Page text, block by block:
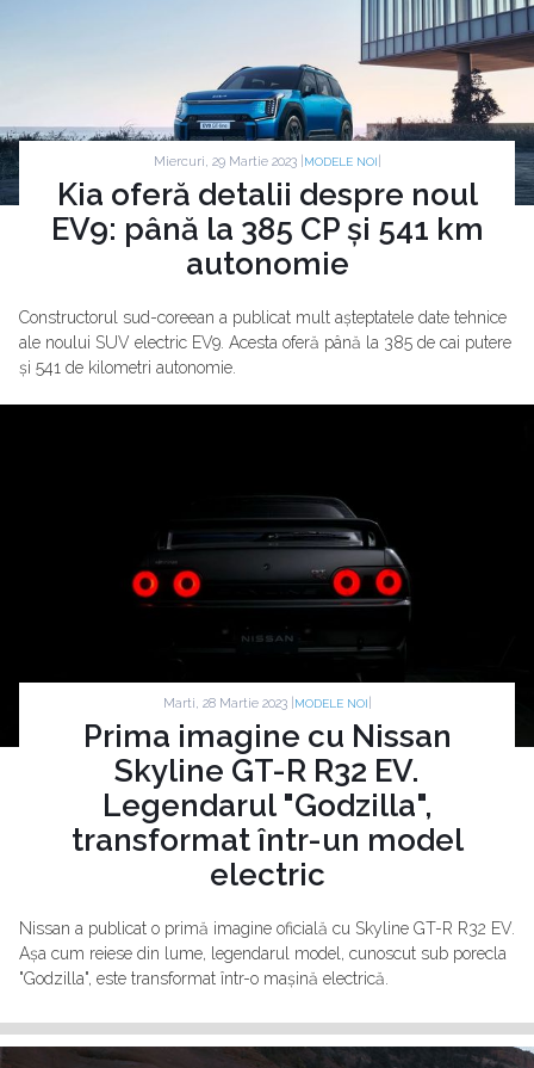
Miercuri, 29 Martie 2023 | MODELE NOI
Kia oferă detalii despre noul
EV9: până la 385 CP și 541 km
autonomie
Constructorul sud-coreean a publicat mult așteptatele date tehnice
ale noului SUV electric EV9. Acesta oferă până la 385 de cai putere
și 541 de kilometri autonomie.
Marti, 28 Martie 2023 | MODELE NOI
Prima imagine cu Nissan
Skyline GT-R R32 EV.
Legendarul "Godzilla",
transformat într-un model
electric
Nissan a publicat o primă imagine oficială cu Skyline GT-R R32 EV.
Așa cum reiese din lume, legendarul model, cunoscut sub porecla
"Godzilla", este transformat într-o mașină electrică.